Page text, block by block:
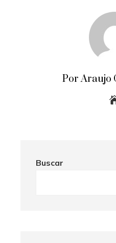
Por Araujo
Buscar